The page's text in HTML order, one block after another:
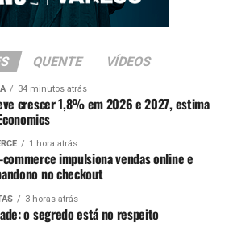
QUENTE VÍDEOS
34 minutos atrás
crescer 1,8% em 2026 e 2027, estima
1 hora atrás
commerce impulsiona vendas online e
no checkout
3 horas atrás
o segredo está no respeito